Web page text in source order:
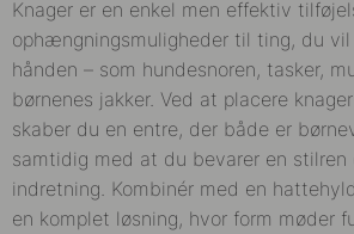
Knager er en enkel men effektiv
ophængningsmuligheder til ting, du
hånden – som hundesnoren, tasker,
børnenes jakker. Ved at placere
skaber du en entre, der både er
samtidig med at du bevarer en stilren
indretning. Kombinér med en
en komplet løsning, hvor form møder